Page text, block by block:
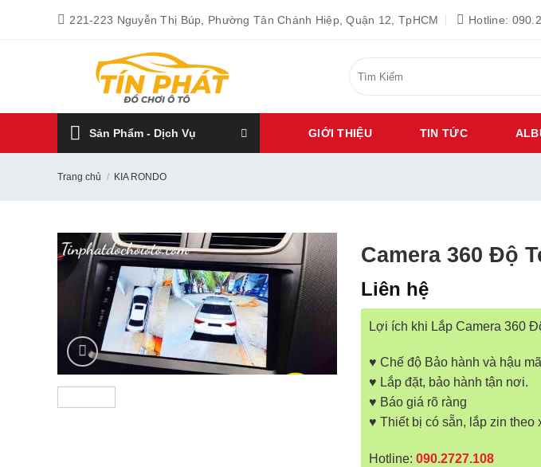
221-223 Nguyễn Thị Búp, Phường Tân Chánh Hiệp, Quận 12, TpHCM Hotline:
kiếm:
Sản Phẩm - Dịch Vụ GIỚI THIỆU TIN TỨC
Trang chủ / KIA RONDO
Camera 360 Độ
Liên hệ
Lợi ích khi Lắp Camera 360
♥ Chế độ Bảo hành và hậu
♥ Lắp đặt, bảo hành tận nơi.
♥ Báo giá rõ ràng
♥ Thiết bị có sẵn, lắp zin theo
Hotline: 090.2727.108